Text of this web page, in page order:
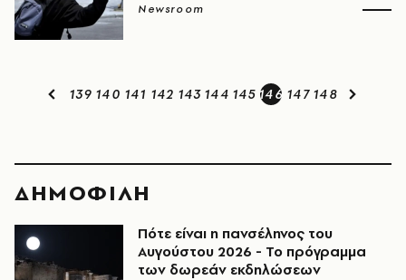
Newsroom
139 140 141 142 143 144 145 146 147 148
ΔΗΜΟΦΙΛΗ
Πότε είναι η πανσέληνος του
Αυγούστου 2026 - Το πρόγραμμα
των δωρεάν εκδηλώσεων